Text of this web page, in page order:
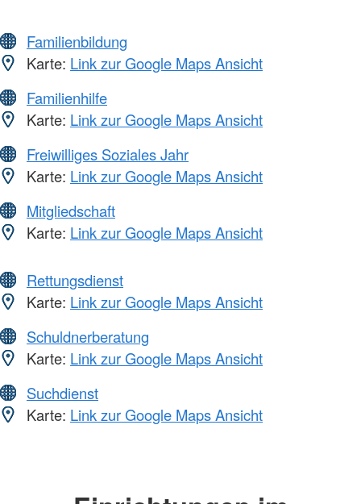
Familienbildung
Karte: Link zur Google Maps Ansicht
Familienhilfe
Karte: Link zur Google Maps Ansicht
Freiwilliges Soziales Jahr
Karte: Link zur Google Maps Ansicht
Mitgliedschaft
Karte: Link zur Google Maps Ansicht
Rettungsdienst
Karte: Link zur Google Maps Ansicht
Schuldnerberatung
Karte: Link zur Google Maps Ansicht
Suchdienst
Karte: Link zur Google Maps Ansicht